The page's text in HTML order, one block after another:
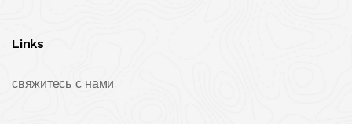
Links
свяжитесь с нами